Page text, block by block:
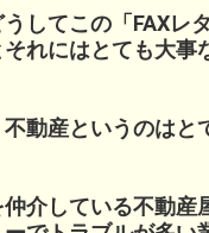
してこの「FAXレ
れにはとても大事
動産というのはと
仲介している不動産